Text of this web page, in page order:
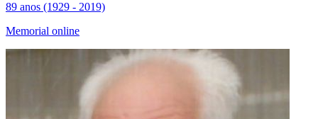
89 anos (1929 - 2019)
Memorial online